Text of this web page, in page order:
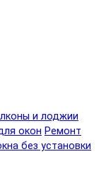
и лоджии
окон Ремонт
без установки